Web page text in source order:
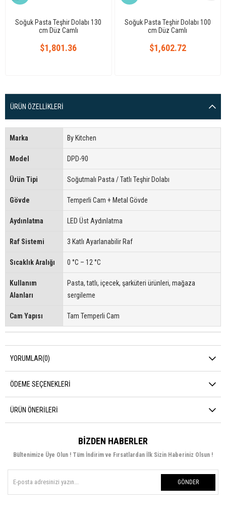
Soğuk Pasta Teşhir Dolabı 130
cm Düz Camlı
$1,801.36
Soğuk Pasta Teşhir Dolabı 100
cm Düz Camlı
$1,602.72
ÜRÜN ÖZELLIKLERI
Marka By Kitchen
Model DPD-90
Ürün Tipi Soğutmalı Pasta / Tatlı Teşhir Dolabı
Gövde Temperli Cam + Metal Gövde
Aydınlatma LED Üst Aydınlatma
Raf Sistemi 3 Katlı Ayarlanabilir Raf
Sıcaklık Aralığı 0 °C – 12 °C
Kullanım
Alanları
Pasta, tatlı, içecek, şarküteri ürünleri, mağaza
sergileme
Cam Yapısı Tam Temperli Cam
YORUMLAR(0)
ÖDEME SEÇENEKLERI
ÜRÜN ÖNERILERI
BIZDEN HABERLER
Bültenimize Üye Olun ! Tüm İndirim ve Fırsatlardan İlk Sizin Haberiniz Olsun !
GÖNDER